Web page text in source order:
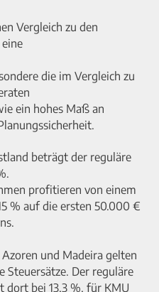
Vergleich zu den
die im Vergleich zu
ein hohes Maß an
beträgt der reguläre
profitieren von einem
% auf die ersten 50.000 €
und Madeira gelten
Steuersätze. Der reguläre
dort bei 13,3 %, für KMU